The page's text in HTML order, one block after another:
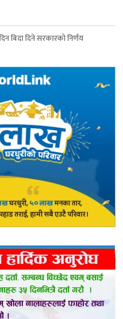
बिदा दिने सरकारको निर्णय